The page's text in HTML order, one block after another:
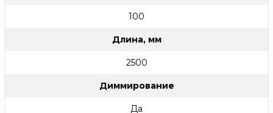
100
Длина, мм
2500
Диммирование
Да